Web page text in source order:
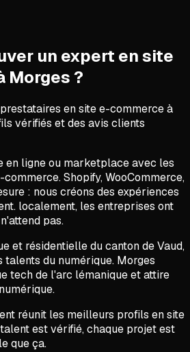
un expert ensite
Morges?
ensite e-commerceà
vérifiés et des avis clients
en ligne ou marketplace avec les
Shopify, WooCommerce,
: nous créons des expériences
localement, les entreprises ont
pas.
et résidentielle du canton de Vaud,
du numérique. Morges
tech de l'arc lémanique et attire
réunit les meilleurs profils en site
est vérifié, chaque projet est
que ça.